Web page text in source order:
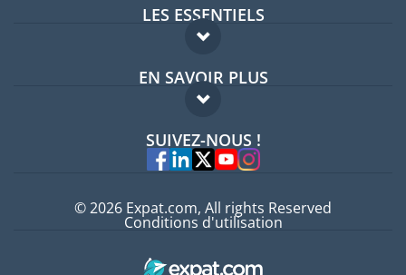
LES ESSENTIELS
Forum expatriés
Guides pays
EN SAVOIR PLUS
FAQ
Experts
SUIVEZ-NOUS !
© 2026 Expat.com, All rights Reserved
Conditions d'utilisation